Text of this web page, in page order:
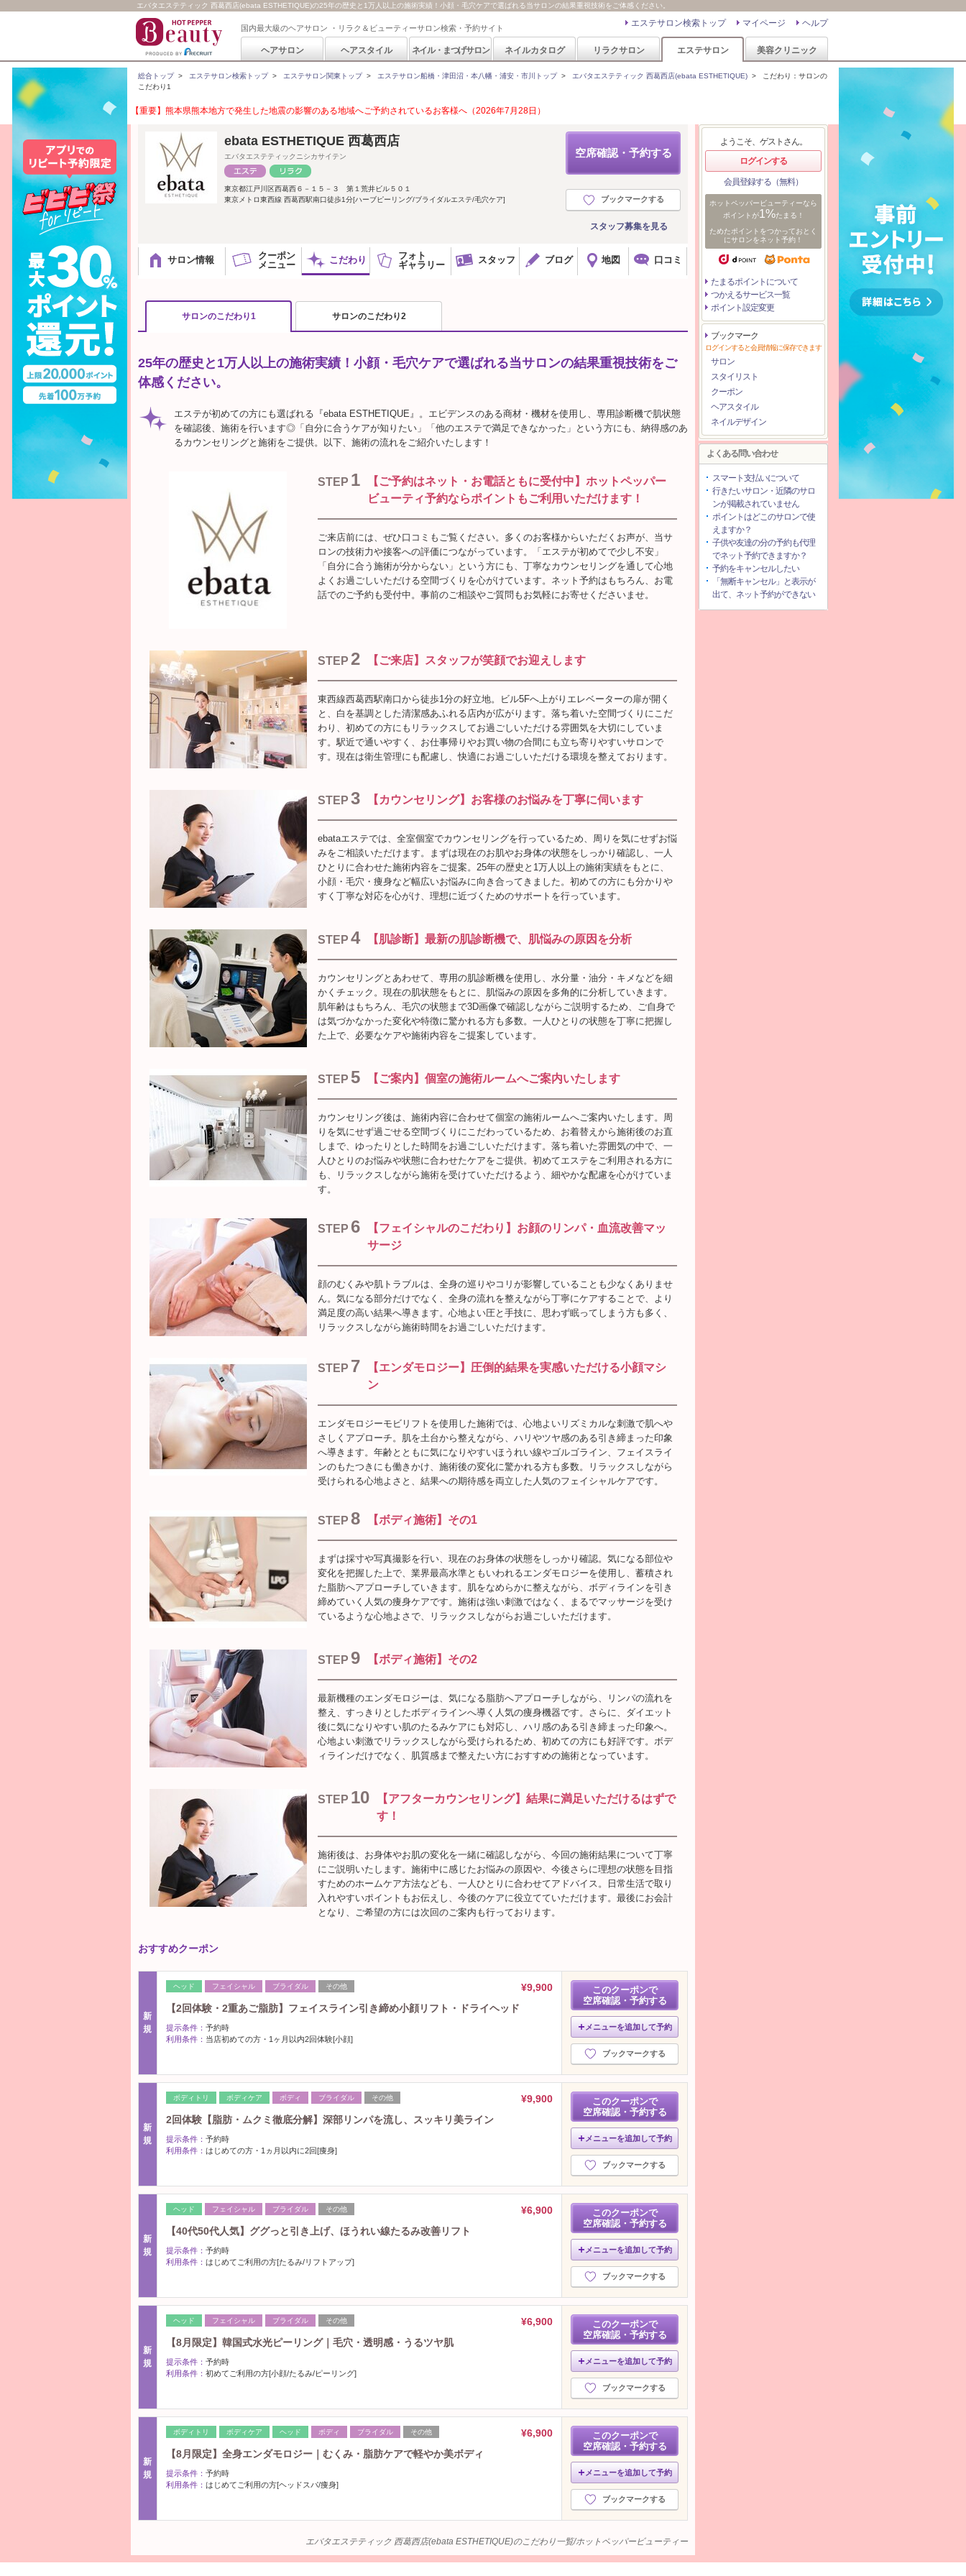
エバタエステティック 西葛西店(ebata ESTHETIQUE)の25年の歴史と1万人以上の施術実績！小顔・毛穴ケアで選ばれる当サロンの結果重視技術をご体感ください。
国内最大級のヘアサロン ・リラク＆ビューティーサロン検索・予約サイト ヘルプ
マイページ
エステサロン検索トップ
ヘアサロン ヘアスタイル ネイル・まつげサロン ネイルカタログ リラクサロン エステサロン 美容クリニック
総合トップ> エステサロン検索トップ> エステサロン関東トップ> エステサロン船橋・津田沼・本八幡・浦安・市川トップ> エバタエステティック 西葛西店(ebata ESTHETIQUE) >
こだわり：サロンの
こだわり1
【重要】熊本県熊本地方で発生した地震の影響のある地域へご予約されているお客様へ（2026年7月28日）
空席確認・予約する
ブックマークする
スタッフ募集を見る
ebata ESTHETIQUE 西葛西店
エバタエステティックニシカサイテン
東京都江戸川区西葛西６－１５－３ 第１荒井ビル５０１
東京メトロ東西線 西葛西駅南口徒歩1分[ハーブピーリング/ブライダルエステ/毛穴ケア]
サロン情報
クーポン
メニュー
こだわり
フォト
ギャラリー
スタッフ ブログ 地図 口コミ
サロンのこだわり1 サロンのこだわり2
25年の歴史と1万人以上の施術実績！小顔・毛穴ケアで選ばれる当サロンの結果重視技術をご
体感ください。
エステが初めての方にも選ばれる『ebata ESTHETIQUE』。エビデンスのある商材・機材を使用し、専用診断機で肌状態
を確認後、施術を行います◎「自分に合うケアが知りたい」「他のエステで満足できなかった」という方にも、納得感のあ
るカウンセリングと施術をご提供。以下、施術の流れをご紹介いたします！
STEP 1
【ご予約はネット・お電話ともに受付中】ホットペッパー
ビューティ予約ならポイントもご利用いただけます！
ご来店前には、ぜひ口コミもご覧ください。多くのお客様からいただくお声が、当サ
ロンの技術力や接客への評価につながっています。「エステが初めてで少し不安」
「自分に合う施術が分からない」という方にも、丁寧なカウンセリングを通して心地
よくお過ごしいただける空間づくりを心がけています。ネット予約はもちろん、お電
話でのご予約も受付中。事前のご相談やご質問もお気軽にお寄せくださいませ。
STEP 2 【ご来店】スタッフが笑顔でお迎えします
東西線西葛西駅南口から徒歩1分の好立地。ビル5Fへ上がりエレベーターの扉が開く
と、白を基調とした清潔感あふれる店内が広がります。落ち着いた空間づくりにこだ
わり、初めての方にもリラックスしてお過ごしいただける雰囲気を大切にしていま
す。駅近で通いやすく、お仕事帰りやお買い物の合間にも立ち寄りやすいサロンで
す。現在は衛生管理にも配慮し、快適にお過ごしいただける環境を整えております。
STEP 3 【カウンセリング】お客様のお悩みを丁寧に伺います
ebataエステでは、全室個室でカウンセリングを行っているため、周りを気にせずお悩
みをご相談いただけます。まずは現在のお肌やお身体の状態をしっかり確認し、一人
ひとりに合わせた施術内容をご提案。25年の歴史と1万人以上の施術実績をもとに、
小顔・毛穴・痩身など幅広いお悩みに向き合ってきました。初めての方にも分かりや
すく丁寧な対応を心がけ、理想に近づくためのサポートを行っています。
STEP 4 【肌診断】最新の肌診断機で、肌悩みの原因を分析
カウンセリングとあわせて、専用の肌診断機を使用し、水分量・油分・キメなどを細
かくチェック。現在の肌状態をもとに、肌悩みの原因を多角的に分析していきます。
肌年齢はもちろん、毛穴の状態まで3D画像で確認しながらご説明するため、ご自身で
は気づかなかった変化や特徴に驚かれる方も多数。一人ひとりの状態を丁寧に把握し
た上で、必要なケアや施術内容をご提案しています。
STEP 5 【ご案内】個室の施術ルームへご案内いたします
カウンセリング後は、施術内容に合わせて個室の施術ルームへご案内いたします。周
りを気にせず過ごせる空間づくりにこだわっているため、お着替えから施術後のお直
しまで、ゆったりとした時間をお過ごしいただけます。落ち着いた雰囲気の中で、一
人ひとりのお悩みや状態に合わせたケアをご提供。初めてエステをご利用される方に
も、リラックスしながら施術を受けていただけるよう、細やかな配慮を心がけていま
す。
STEP 6
【フェイシャルのこだわり】お顔のリンパ・血流改善マッ
サージ
顔のむくみや肌トラブルは、全身の巡りやコリが影響していることも少なくありませ
ん。気になる部分だけでなく、全身の流れを整えながら丁寧にケアすることで、より
満足度の高い結果へ導きます。心地よい圧と手技に、思わず眠ってしまう方も多く、
リラックスしながら施術時間をお過ごしいただけます。
STEP 7
【エンダモロジー】圧倒的結果を実感いただける小顔マシ
ン
エンダモロジーモビリフトを使用した施術では、心地よいリズミカルな刺激で肌へや
さしくアプローチ。肌を土台から整えながら、ハリやツヤ感のある引き締まった印象
へ導きます。年齢とともに気になりやすいほうれい線やゴルゴライン、フェイスライ
ンのもたつきにも働きかけ、施術後の変化に驚かれる方も多数。リラックスしながら
受けられる心地よさと、結果への期待感を両立した人気のフェイシャルケアです。
STEP 8 【ボディ施術】その1
まずは採寸や写真撮影を行い、現在のお身体の状態をしっかり確認。気になる部位や
変化を把握した上で、業界最高水準ともいわれるエンダモロジーを使用し、蓄積され
た脂肪へアプローチしていきます。肌をなめらかに整えながら、ボディラインを引き
締めていく人気の痩身ケアです。施術は強い刺激ではなく、まるでマッサージを受け
ているような心地よさで、リラックスしながらお過ごしいただけます。
STEP 9 【ボディ施術】その2
最新機種のエンダモロジーは、気になる脂肪へアプローチしながら、リンパの流れを
整え、すっきりとしたボディラインへ導く人気の痩身機器です。さらに、ダイエット
後に気になりやすい肌のたるみケアにも対応し、ハリ感のある引き締まった印象へ。
心地よい刺激でリラックスしながら受けられるため、初めての方にも好評です。ボデ
ィラインだけでなく、肌質感まで整えたい方におすすめの施術となっています。
STEP 10
【アフターカウンセリング】結果に満足いただけるはずで
す！
施術後は、お身体やお肌の変化を一緒に確認しながら、今回の施術結果について丁寧
にご説明いたします。施術中に感じたお悩みの原因や、今後さらに理想の状態を目指
すためのホームケア方法なども、一人ひとりに合わせてアドバイス。日常生活で取り
入れやすいポイントもお伝えし、今後のケアに役立てていただけます。最後にお会計
となり、ご希望の方には次回のご案内も行っております。
おすすめクーポン
新
規
ヘッド フェイシャル ブライダル その他
¥9,900
【2回体験・2重あご脂肪】フェイスライン引き締め小顔リフト・ドライヘッド
提示条件： 予約時
利用条件： 当店初めての方・1ヶ月以内2回体験[小顔]
このクーポンで
空席確認・予約する
メニューを追加して予約
ブックマークする
新
規
ボディトリ ボディケア ボディ ブライダル その他
¥9,900
2回体験【脂肪・ムクミ徹底分解】深部リンパを流し、スッキリ美ライン
提示条件： 予約時
利用条件： はじめての方・1ヵ月以内に2回[痩身]
このクーポンで
空席確認・予約する
メニューを追加して予約
ブックマークする
新
規
ヘッド フェイシャル ブライダル その他
¥6,900
【40代50代人気】ググっと引き上げ、ほうれい線たるみ改善リフト
提示条件： 予約時
利用条件： はじめてご利用の方[たるみ/リフトアップ]
このクーポンで
空席確認・予約する
メニューを追加して予約
ブックマークする
新
規
ヘッド フェイシャル ブライダル その他
¥6,900
【8月限定】韓国式水光ピーリング｜毛穴・透明感・うるツヤ肌
提示条件： 予約時
利用条件： 初めてご利用の方[小顔/たるみ/ピーリング]
このクーポンで
空席確認・予約する
メニューを追加して予約
ブックマークする
新
規
ボディトリ ボディケア ヘッド ボディ ブライダル その他
¥6,900
【8月限定】全身エンダモロジー｜むくみ・脂肪ケアで軽やか美ボディ
提示条件： 予約時
利用条件： はじめてご利用の方[ヘッドスパ/痩身]
このクーポンで
空席確認・予約する
メニューを追加して予約
ブックマークする
エバタエステティック 西葛西店(ebata ESTHETIQUE)のこだわり一覧/ホットペッパービューティー
ようこそ、ゲストさん。
ログインする
会員登録する（無料）
ホットペッパービューティーなら
ポイントが1%たまる！
ためたポイントをつかっておとく
にサロンをネット予約！
たまるポイントについて
つかえるサービス一覧
ポイント設定変更
ブックマーク
ログインすると会員情報に保存できます
サロン
スタイリスト
クーポン
ヘアスタイル
ネイルデザイン
よくある問い合わせ
スマート支払いについて
行きたいサロン・近隣のサロ
ンが掲載されていません
ポイントはどこのサロンで使
えますか？
子供や友達の分の予約も代理
でネット予約できますか？
予約をキャンセルしたい
「無断キャンセル」と表示が
出て、ネット予約ができない